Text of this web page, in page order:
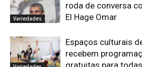
Variedades
roda de conversa
El Hage Omar
Espaços culturais
recebem